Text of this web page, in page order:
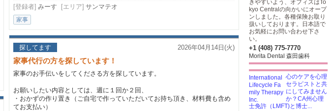
[登録者] みーす [エリア] サンマテオ
家事
探してます 2026年04月14日(火)
家事代行の方を探しています！
家事のお手伝いをしてくださる方を探しています。
お願いしたい内容としては、週に１回か２回、
・おかずの作り置き（ご自宅で作っていただいてお持ち頂き、材料費も含め
てお支払い）
きやすいよう、オフィスはTo
kyo Centralの向かいにオープ
ンしました。各種保険お取り
扱いしております。日本語で
お気軽にお問い合わせ下さ
い。
+1 (408) 775-7770
Morita Dental 森田歯科
心のケアを心理
セラピストと共
にしてみません
か？CA州心理
士免許（LMFT)と博士...